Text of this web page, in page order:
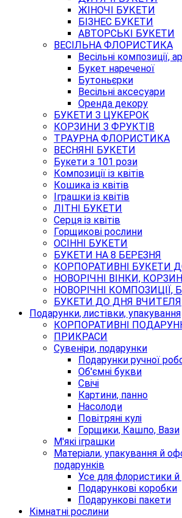
ЖІНОЧІ БУКЕТИ
БІЗНЕС БУКЕТИ
АВТОРСЬКІ БУКЕТИ
ВЕСІЛЬНА ФЛОРИСТИКА
Весільні композиції,
Букет нареченої
Бутоньєрки
Весільні аксесуари
Оренда декору
БУКЕТИ З ЦУКЕРОК
КОРЗИНИ З ФРУКТІВ
ТРАУРНА ФЛОРИСТИКА
ВЕСНЯНІ БУКЕТИ
Букети з 101 рози
Композиції із квітів
Кошика із квітів
Іграшки із квітів
ЛІТНІ БУКЕТИ
Серця із квітів
Горщикові рослини
ОСІННІ БУКЕТИ
БУКЕТИ НА 8 БЕРЕЗНЯ
КОРПОРАТИВНІ БУКЕТИ
НОВОРІЧНІ ВІНКИ,
НОВОРІЧНІ КОМПОЗИЦІЇ,
БУКЕТИ ДО ДНЯ ВЧИТЕЛЯ
Подарунки, листівки, упакування
КОРПОРАТИВНІ
ПРИКРАСИ
Сувеніри, подарунки
Подарунки ручної
Об'ємні букви
Свічі
Картини, панно
Насолоди
Повітряні кулі
Горщики, Кашпо, Вази
М'які іграшки
Матеріали, упакування й
подарунків
Усе для флористики
Подарункові коробки
Подарункові пакети
Кімнатні рослини